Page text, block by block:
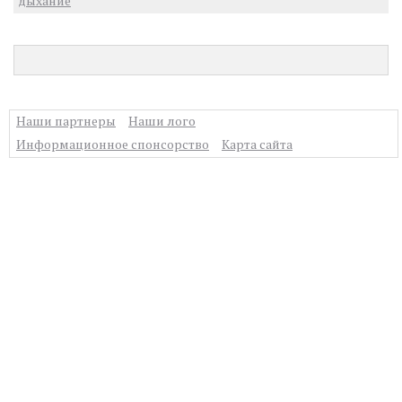
Наши партнеры
Наши лого
Информационное спонсорство
Карта сайта